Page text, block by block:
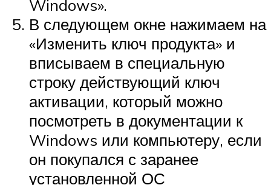
Windows».
В следующем окне нажимаем на
«Изменить ключ продукта» и
вписываем в специальную
строку действующий ключ
активации, который можно
посмотреть в документации к
Windows или компьютеру, если
он покупался с заранее
установленной ОС